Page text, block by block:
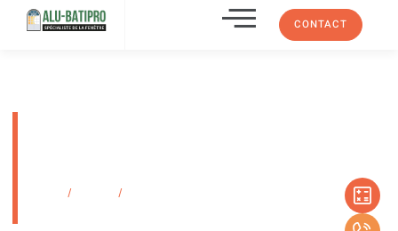
CONTACT
/ /
Installation de stores vénitiens intégrés sur fenêtres